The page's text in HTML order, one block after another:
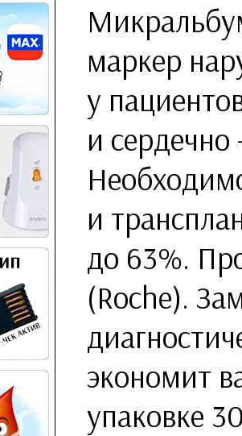
маркер
у
и
и
до 63%.
(Roche).
экономит
упаковке